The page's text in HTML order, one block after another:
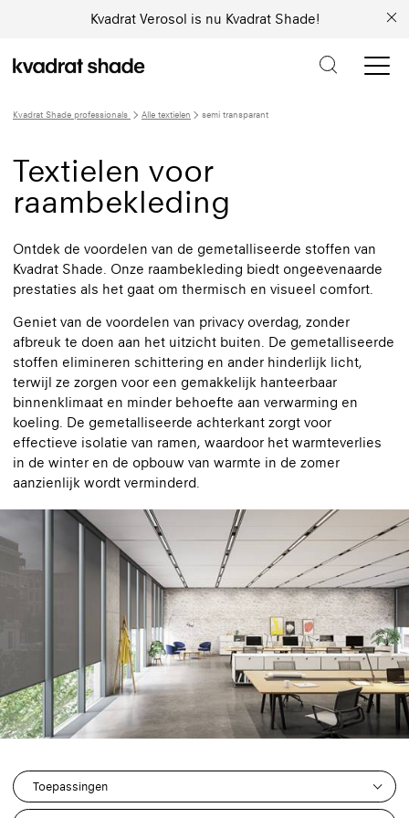
Kvadrat Verosol is nu Kvadrat Shade!
Kvadrat Shade professionals Alle textielen semi transparant
Textielen voor
raambekleding
Ontdek de voordelen van de gemetalliseerde stoffen van
Kvadrat Shade. Onze raambekleding biedt ongeëvenaarde
prestaties als het gaat om thermisch en visueel comfort.
Geniet van de voordelen van privacy overdag, zonder
afbreuk te doen aan het uitzicht buiten. De gemetalliseerde
stoffen elimineren schittering en ander hinderlijk licht,
terwijl ze zorgen voor een gemakkelijk hanteerbaar
binnenklimaat en minder behoefte aan verwarming en
koeling. De gemetalliseerde achterkant zorgt voor
effectieve isolatie van ramen, waardoor het warmteverlies
in de winter en de opbouw van warmte in de zomer
aanzienlijk wordt verminderd.
Toepassingen